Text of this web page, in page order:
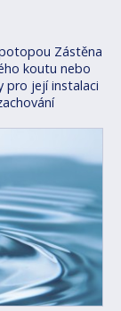
Zástěna
koutu nebo
pro její instalaci